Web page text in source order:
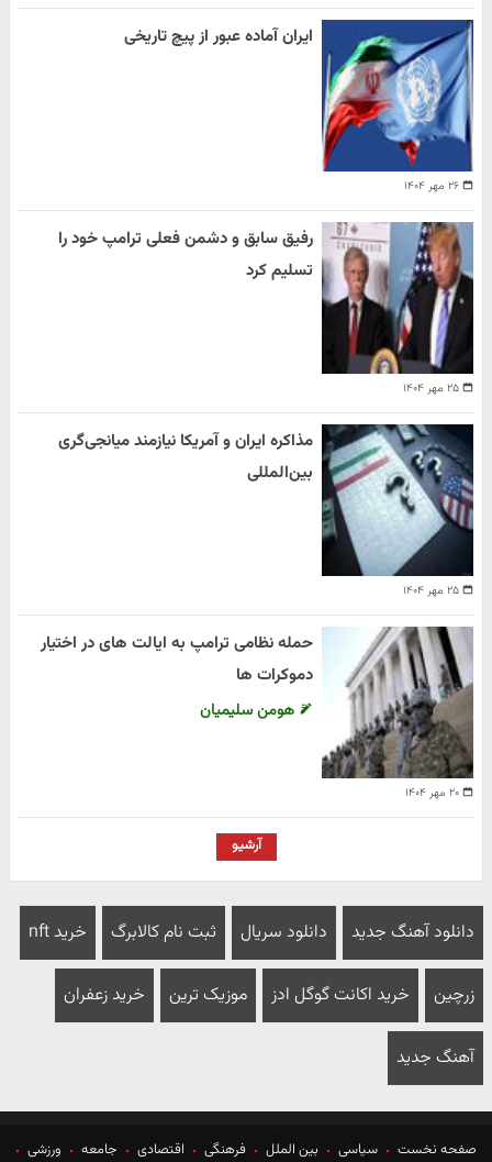
۲۶ مهر ۱۴۰۴
ایران آماده عبور از پیچ تاریخی
۲۵ مهر ۱۴۰۴
رفیق سابق و دشمن فعلی ترامپ خود را
تسلیم کرد
۲۵ مهر ۱۴۰۴
مذاکره ایران و آمریکا نیازمند میانجی‌گری
بین‌المللی
۲۰ مهر ۱۴۰۴
حمله نظامی ترامپ به ایالت های در اختیار
دموکرات ها
هومن سلیمیان
آرشیو
دانلود آهنگ جدید دانلود سریال ثبت نام کالابرگ خرید nft
زرچین خرید اکانت گوگل ادز موزیک ترین خرید زعفران
آهنگ جدید
صفحه نخست سیاسی بین الملل فرهنگی اقتصادی جامعه ورزشی